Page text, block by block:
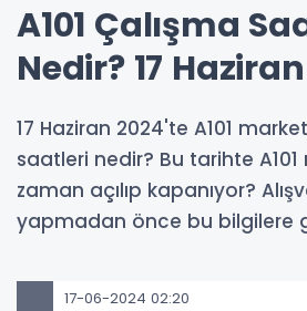
A101 Çalışma
Nedir? 17
17 Haziran 2024'te A101
saatleri nedir? Bu tarihte A101
zaman açılıp kapanıyor?
yapmadan önce bu bilgilere
17-06-2024 02:20